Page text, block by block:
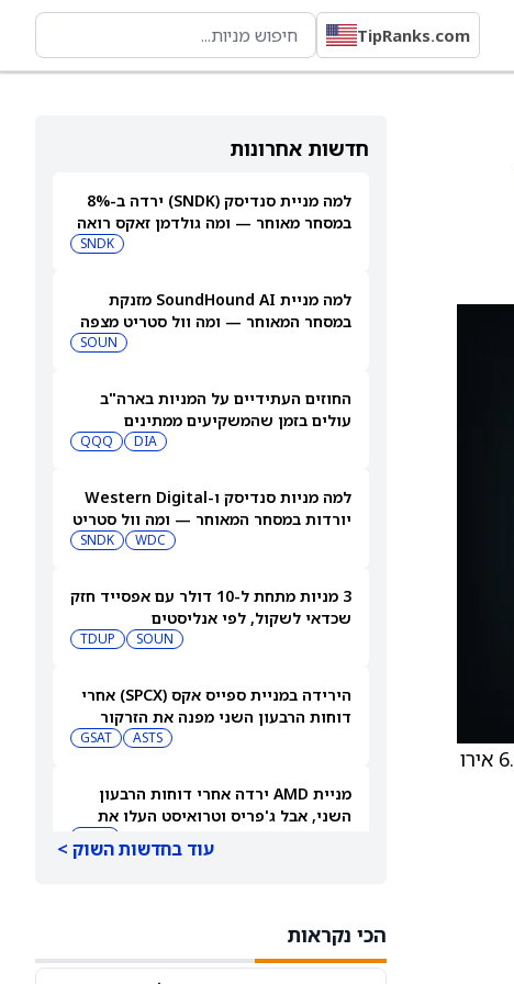
TipRanks.com
חדשות אחרונות
למה מניית סנדיסק (SNDK) ירדה ב-8%
במסחר מאוחר — ומה גולדמן זאקס רואה
SNDK
למה מניית SoundHound AI מזנקת
במסחר המאוחר — ומה וול סטריט מצפה
SOUN
החוזים העתידיים על המניות בארה"ב
עולים בזמן שהמשקיעים ממתינים
DIA
QQQ
למה מניות סנדיסק ו-Western Digital
יורדות במסחר המאוחר — ומה וול סטריט
WDC
SNDK
3 מניות מתחת ל-10 דולר עם אפסייד חזק
שכדאי לשקול, לפי אנליסטים
SOUN
TDUP
הירידה במניית ספייס אקס (SPCX) אחרי
דוחות הרבעון השני מפנה את הזרקור
לקרנות סל חלל עם חשיפה גבוהה
ASTS
GSAT
מניית AMD ירדה אחרי דוחות הרבעון
השני, אבל ג'פריס וטרואיסט העלו את
עוד בחדשות השוק >
הכי נקראות
רוברט נובל, אנליסט Deutsche Bank, העלה את מחיר היעד עבור AIB Group (AIBRF) ל-8.50 אירו מ-6.20 אירו